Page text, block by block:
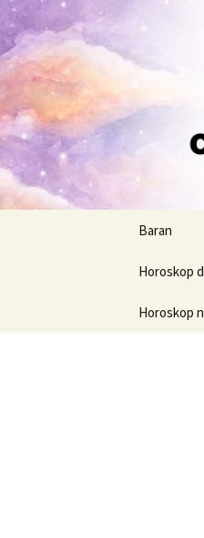
treści
Baran
Horoskop
Horoskop